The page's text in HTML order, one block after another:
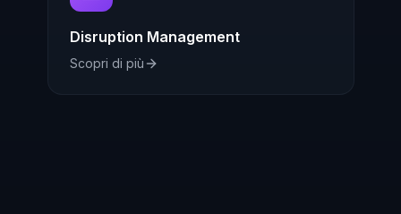
Disruption Management
Scopri di più